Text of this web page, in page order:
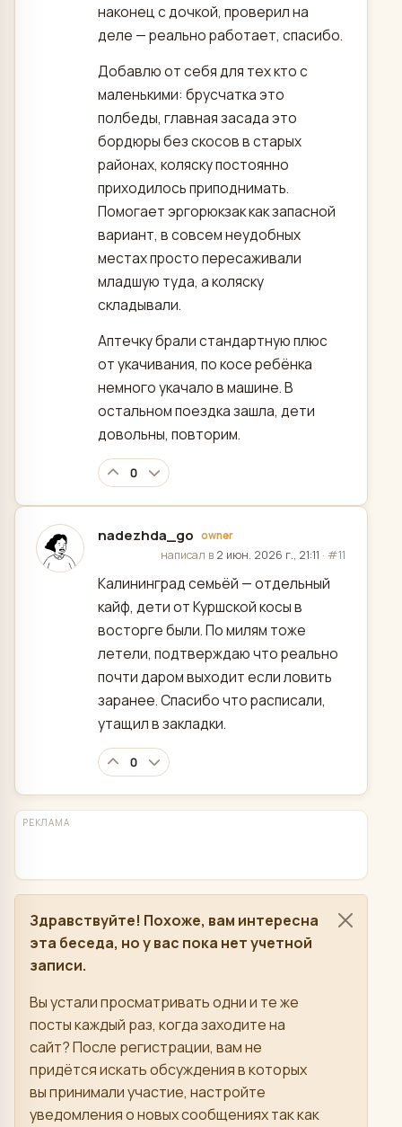
наконец с дочкой, проверил на
деле — реально работает, спасибо.
Добавлю от себя для тех кто с
маленькими: брусчатка это
полбеды, главная засада это
бордюры без скосов в старых
районах, коляску постоянно
приходилось приподнимать.
Помогает эргорюкзак как запасной
вариант, в совсем неудобных
местах просто пересаживали
младшую туда, а коляску
складывали.
Аптечку брали стандартную плюс
от укачивания, по косе ребёнка
немного укачало в машине. В
остальном поездка зашла, дети
довольны, повторим.
0
nadezhda_go owner
отредактировано
написал в 2 июн. 2026 г., 21:11 · #11
Калининград семьёй — отдельный
кайф, дети от Куршской косы в
восторге были. По милям тоже
летели, подтверждаю что реально
почти даром выходит если ловить
заранее. Спасибо что расписали,
утащил в закладки.
0
РЕКЛАМА
Здравствуйте! Похоже, вам интересна
эта беседа, но у вас пока нет учетной
записи.
Вы устали просматривать одни и те же
посты каждый раз, когда заходите на
сайт? После регистрации, вам не
придётся искать обсуждения в которых
вы принимали участие, настройте
уведомления о новых сообщениях так как